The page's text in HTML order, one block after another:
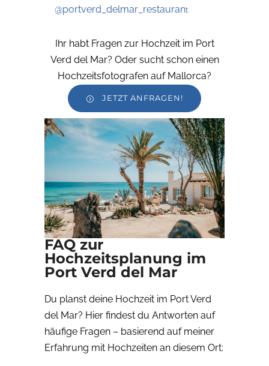
@portverd_delmar_restaurant
Ihr habt Fragen zur Hochzeit im Port
Verd del Mar? Oder sucht schon einen
Hochzeitsfotografen auf Mallorca?
JETZT ANFRAGEN!
FAQ zur
Hochzeitsplanung im
Port Verd del Mar
Du planst deine Hochzeit im Port Verd
del Mar? Hier findest du Antworten auf
häufige Fragen – basierend auf meiner
Erfahrung mit Hochzeiten an diesem Ort: